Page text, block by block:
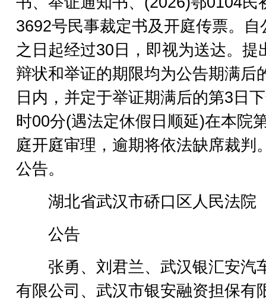
3692号民事裁定书及开庭传票。自
之日起经过30日，即视为送达。提
辩状和举证的期限均为公告期满后
日内，并定于举证期满后的第3日
时00分(遇法定休假日顺延)在本院
庭开庭审理，逾期将依法缺席裁判
公告。
湖北省武汉市硚口区人民法院
公告
张勇、刘君兰、武汉银汇安汽
有限公司、武汉市银安融资担保有